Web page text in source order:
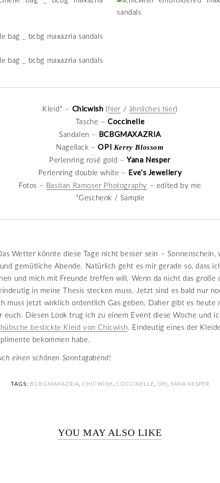
Kleid* – Chicwish ( hier / ähnliches hier)
Tasche –Coccinelle
Sandalen – BCBGMAXAZRIA
Nagellack –OPI Kerry Blossom
Perlenring rosé gold –Yana Nesper
Perlenring double white – Eve’s Jewellery
Fotos – Bastian Ramoser Photography – edited by me
*Geschenk / Sample
Wetter könnte diese Tage nicht besser sein – Sonnenschein,
gemütliche Abende. Natürlich geht es mir gerade so, dass
und mich mit Freunde treffen will. Wenn da nicht das große
in meine Thesis stecken muss. Jetzt sind es bald nur
muss jetzt wirklich ordentlich Gas geben. Daher gibt es heute
euch. Diesen Look trug ich zu einem Event diese Woche und
hübsche bestickte Kleid von Chicwish. Eindeutig eines der
bekommen habe.
einen schönen Sonntagabend!
TAGS: BCBGMAXAZRIA CHICWISH COCCINELLE OPI YANA NESPER
YOU MAY ALSO LIKE